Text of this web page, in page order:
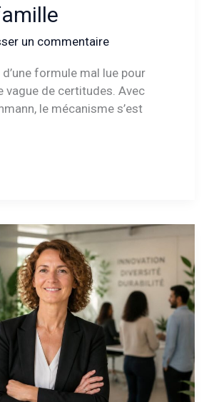
un commentaire
formule mal lue pour
vague de certitudes. Avec
le mécanisme s’est